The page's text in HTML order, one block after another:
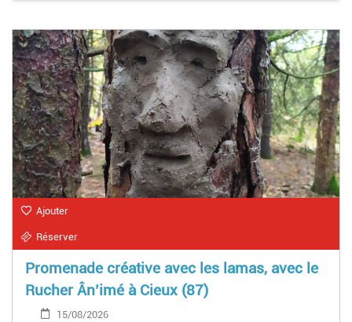
Ajouter
Réserver
Promenade créative avec les lamas, avec le
Rucher Ân’imé à Cieux (87)
15/08/2026